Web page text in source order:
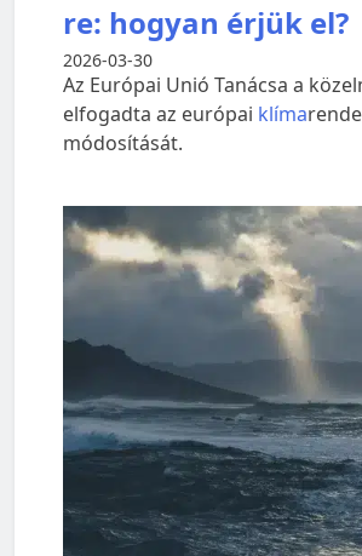
re: hogyan érjük el?
2026-03-30
Az Európai Unió Tanácsa a
elfogadta az európai klíma
módosítását.